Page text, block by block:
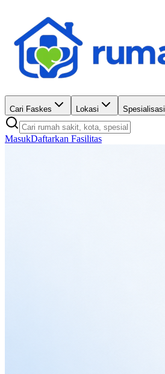
Cari Faskes Lokasi Spesialisasi
MasukDaftarkan Fasilitas